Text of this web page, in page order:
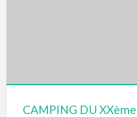
CAMPING DU